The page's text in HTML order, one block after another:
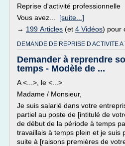
Reprise d'activité professionnelle
Vous avez... [suite...]
→ 199 Articles (et 4 Vidéos) pour
DEMANDE DE REPRISE D ACTIVITE
Demander à reprendre
temps - Modèle de ...
A <...>, le <...>
Madame / Monsieur,
Je suis salarié dans votre
partiel au poste de [intitulé de
de début de la période à temps
travaillais à temps plein et je suis
suite à [raisons premières de